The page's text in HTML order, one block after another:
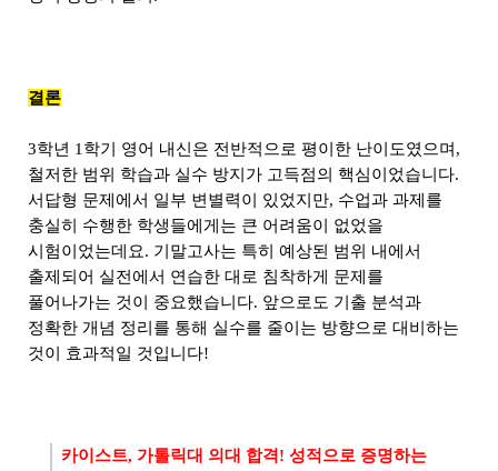
결론
3학년 1학기 영어 내신은 전반적으로 평이한 난이도였으며,
철저한 범위 학습과 실수 방지가 고득점의 핵심이었습니다.
서답형 문제에서 일부 변별력이 있었지만, 수업과 과제를
충실히 수행한 학생들에게는 큰 어려움이 없었을
시험이었는데요. 기말고사는 특히 예상된 범위 내에서
출제되어 실전에서 연습한 대로 침착하게 문제를
풀어나가는 것이 중요했습니다. 앞으로도 기출 분석과
정확한 개념 정리를 통해 실수를 줄이는 방향으로 대비하는
것이 효과적일 것입니다!
카이스트, 가톨릭대 의대 합격! 성적으로 증명하는